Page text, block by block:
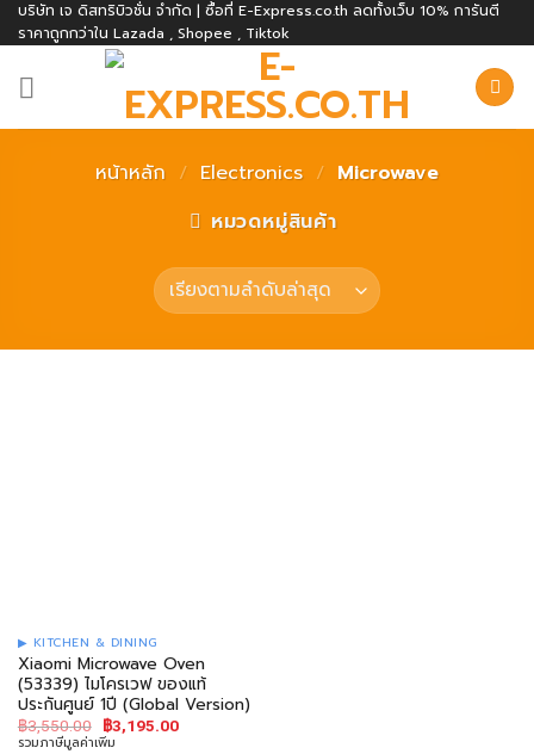
Skip
to
content
บริษัท เจ ดิสทริบิวชั่น จำกัด | ซื้อที่ E-Express.co.th ลดทั้งเว็บ 10% การันตี
ราคาถูกกว่าใน Lazada , Shopee , Tiktok
หน้าหลัก / Electronics / Microwave
หมวดหมู่สินค้า
KITCHEN & DINING
Xiaomi Microwave Oven
(53339) ไมโครเวฟ ของแท้
ประกันศูนย์ 1ปี (Global Version)
฿3,550.00 ฿3,195.00
รวมภาษีมูลค่าเพิ่ม